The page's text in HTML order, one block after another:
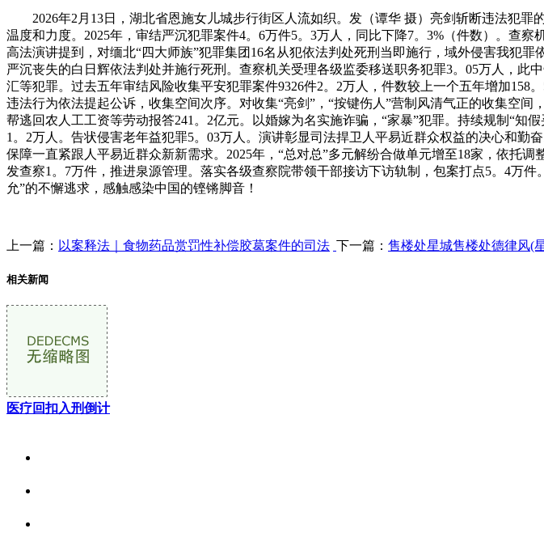
2026年2月13日，湖北省恩施女儿城步行街区人流如织。发（谭华 摄）亮剑斩断违法犯罪
温度和力度。2025年，审结严沉犯罪案件4。6万件5。3万人，同比下降7。3%（件数）。查
高法演讲提到，对缅北“四大师族”犯罪集团16名从犯依法判处死刑当即施行，域外侵害我犯
严沉丧失的白日辉依法判处并施行死刑。查察机关受理各级监委移送职务犯罪3。05万人，
汇等犯罪。过去五年审结风险收集平安犯罪案件9326件2。2万人，件数较上一个五年增加
违法行为依法提起公诉，收集空间次序。对收集“亮剑”，“按键伤人”营制风清气正的收集空
帮逃回农人工工资等劳动报答241。2亿元。以婚嫁为名实施诈骗，“家暴”犯罪。持续规制“知
1。2万人。告状侵害老年益犯罪5。03万人。演讲彰显司法捍卫人平易近群众权益的决心和
保障一直紧跟人平易近群众新新需求。2025年，“总对总”多元解纷合做单元增至18家，依托
发查察1。7万件，推进泉源管理。落实各级查察院带领干部接访下访轨制，包案打点5。4万
允”的不懈逃求，感触感染中国的铿锵脚音！
上一篇： 以案释法｜食物药品赏罚性补偿胶葛案件的司法 下一篇： 售楼处星城售楼处德律风(
相关新闻
医疗回扣入刑倒计